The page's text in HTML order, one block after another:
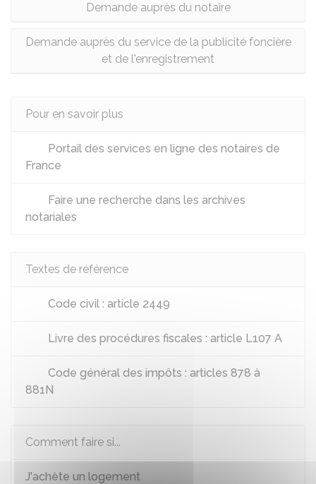
Demande auprès du notaire
Demande auprès du service de la publicité foncière
et de l'enregistrement
Pour en savoir plus
Portail des services en ligne des notaires de
France
Faire une recherche dans les archives
notariales
Textes de référence
Code civil : article 2449
Livre des procédures fiscales : article L107 A
Code général des impôts : articles 878 à
881N
Comment faire si...
J'achète un logement